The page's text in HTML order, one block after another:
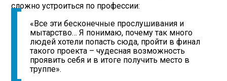
сложно устроиться по профессии:
«Все эти бесконечные прослушивания и
мытарство… Я понимаю, почему так много
людей хотели попасть сюда, пройти в финал
такого проекта – чудесная возможность
проявить себя и в итоге получить место в
труппе».